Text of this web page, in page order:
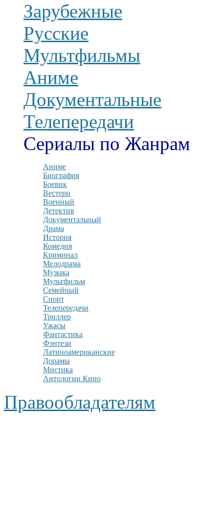
Зарубежные
Русские
Мультфильмы
Аниме
Документальные
Телепередачи
Сериалы по Жанрам
Аниме
Биография
Боевик
Вестерн
Военный
Детектив
Документальный
Драма
История
Комедия
Криминал
Мелодрама
Музыка
Мультфильм
Семейный
Спорт
Телепередачи
Триллер
Ужасы
Фантастика
Фэнтези
Латиноамериканские
Дорамы
Мистика
Антологии Кино
Правообладателям